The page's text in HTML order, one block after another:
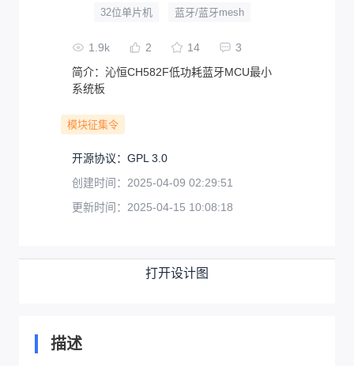
32位单片机 蓝牙/蓝牙mesh
1.9k 2 14
3
简介：沁恒CH582F低功耗蓝牙MCU最小
系统板
模块征集令
开源协议：GPL 3.0
创建时间： 2025-04-09 02:29:51
更新时间： 2025-04-15 10:08:18
打开设计图
描述